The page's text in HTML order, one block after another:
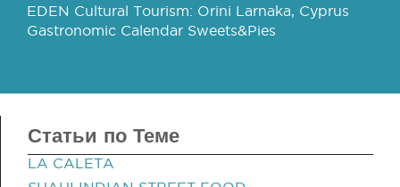
EDEN Cultural Tourism: Orini Larnaka, Cyprus
Gastronomic Calendar Sweets&Pies
Статьи по Теме
LA CALETA